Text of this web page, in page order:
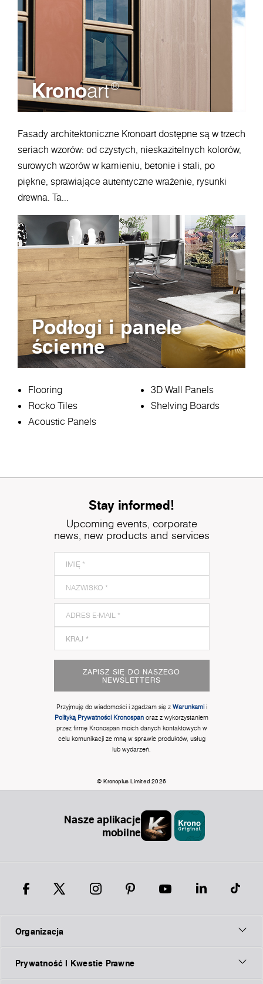
Kronoart®
Fasady architektoniczne Kronoart dostępne są w trzech
seriach wzorów: od czystych, nieskazitelnych kolorów,
surowych wzorów w kamieniu, betonie i stali, po
piękne, sprawiające autentyczne wrażenie, rysunki
drewna. Ta...
Podłogi i panele
ścienne
Flooring
Rocko Tiles
Acoustic Panels
3D Wall Panels
Shelving Boards
Stay informed!
Upcoming events, corporate
news, new products and services
ZAPISZ SIĘ DO NASZEGO
NEWSLETTERS
Przyjmuję do wiadomości i zgadzam się z Warunkamii
Polityką Prywatności Kronospan oraz z wykorzystaniem
przez firmę Kronospan moich danych kontaktowych w
celu komunikacji ze mną w sprawie produktów, usług
lub wydarzeń.
© Kronoplus Limited 2026
Nasze aplikacje
mobilne
Organizacja
Prywatność I Kwestie Prawne